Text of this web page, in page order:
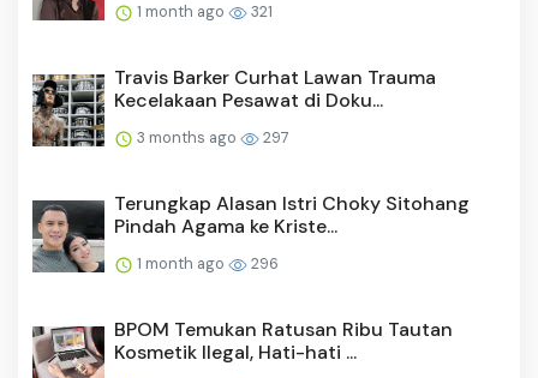
1 month ago 321
Travis Barker Curhat Lawan Trauma
Kecelakaan Pesawat di Doku...
3 months ago 297
Terungkap Alasan Istri Choky Sitohang
Pindah Agama ke Kriste...
1 month ago 296
BPOM Temukan Ratusan Ribu Tautan
Kosmetik Ilegal, Hati-hati ...